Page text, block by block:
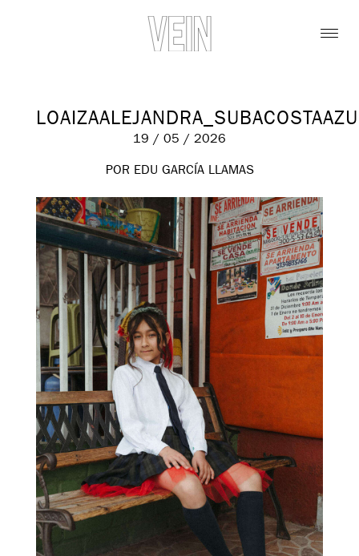
19 / 05 / 2026
POR EDU GARCÍA LLAMAS